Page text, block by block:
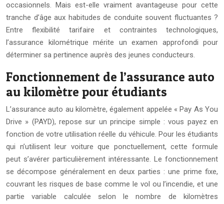
occasionnels. Mais est-elle vraiment avantageuse pour cette
tranche d’âge aux habitudes de conduite souvent fluctuantes ?
Entre flexibilité tarifaire et contraintes technologiques,
l’assurance kilométrique mérite un examen approfondi pour
déterminer sa pertinence auprès des jeunes conducteurs.
Fonctionnement de l’assurance auto
au kilomètre pour étudiants
L’assurance auto au kilomètre, également appelée « Pay As You
Drive » (PAYD), repose sur un principe simple : vous payez en
fonction de votre utilisation réelle du véhicule. Pour les étudiants
qui n’utilisent leur voiture que ponctuellement, cette formule
peut s’avérer particulièrement intéressante. Le fonctionnement
se décompose généralement en deux parties : une prime fixe,
couvrant les risques de base comme le vol ou l’incendie, et une
partie variable calculée selon le nombre de kilomètres